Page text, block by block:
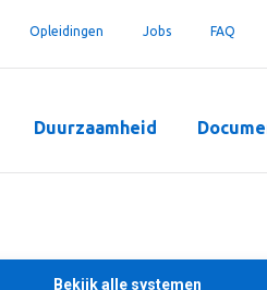
Opleidingen Jobs FAQ
Duurzaamheid
Bekijk alle systemen